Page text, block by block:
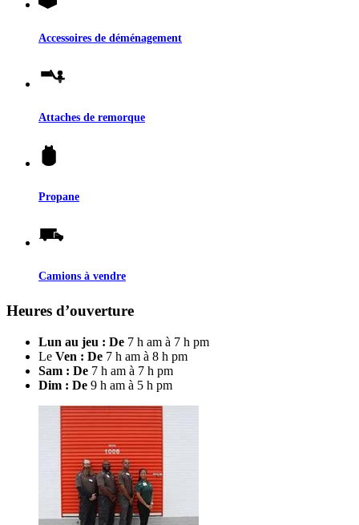
Accessoires de déménagement
Attaches de remorque
Propane
Camions à vendre
Heures d’ouverture
Lun au jeu : De 7 h am à 7 h pm
Le Ven : De 7 h am à 8 h pm
Sam : De 7 h am à 7 h pm
Dim : De 9 h am à 5 h pm